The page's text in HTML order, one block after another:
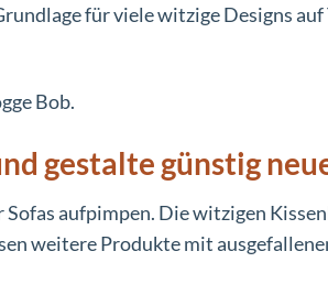
für viele witzige Designs
Bob.
gestalte günstig
aufpimpen. Die witzigen
weitere Produkte mit